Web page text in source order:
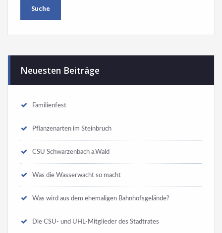
Neuesten Beiträge
Familienfest
Pflanzenarten im Steinbruch
CSU Schwarzenbach a.Wald
Was die Wasserwacht so macht
Was wird aus dem ehemaligen Bahnhofsgelände?
Die CSU- und ÜHL-Mitglieder des Stadtrates